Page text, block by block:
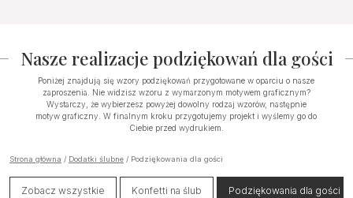
Opcje
można
wybrać
na
stronie
wariantów.
można
wybrać
na
Nasze realizacje podziękowań dla gości
Poniżej znajdują się wzory podziękowań przygotowane w oparciu o nasze
zaproszenia. Nie widzisz wzoru z wymarzonym motywem graficznym?
Wystarczy, że wybierzesz powyżej dowolny rodzaj wzorów, następnie
motyw graficzny. W finalnym kroku przygotujemy projekt i wyślemy go do
Ciebie przed wydrukiem.
Strona główna / Dodatki ślubne / Podziękowania dla gości
Zobacz wszystkie Konfetti na ślub Podziękowania dla gości